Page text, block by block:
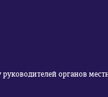
руководителей органов